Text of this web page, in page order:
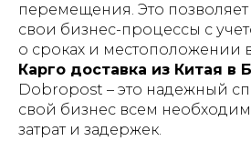
перемещения. Это
свои бизнес-процессы с
о сроках и местоположении
Карго доставка из Китая в
Dobropost – это надежный
свой бизнес всем
затрат и задержек.